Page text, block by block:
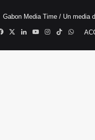
Gabon Media Time / Un media
Facebook
X LinkedinYouTubeInstagram
TikTok